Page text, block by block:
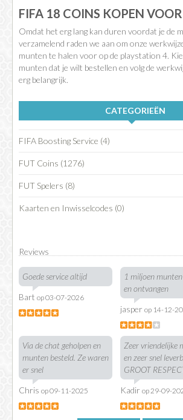
FIFA 18 COINS KOPEN VOOR
Omdat het erg lang kan duren voordat je de
verzamelend raden we aan om onze
munten te halen voor op de playstation 4.
munten dat je wilt bestellen en volg de
erg belangrijk.
CATEGORIEËN
FIFA Boosting Service (4)
FUT Coins (1276)
FUT Spelers (8)
Kaarten en Inwisselcodes (0)
Reviews
Goede service altijd
Bart op 03-07-2026
1 miljoen
en ontvangen
jasper op 14-12-
Via de chat geholpen en
munten besteld. Ze waren
er snel
Chris op 09-11-2025
Zeer vriendelijke
en zeer snel
GROOT
Kadir op 29-09-